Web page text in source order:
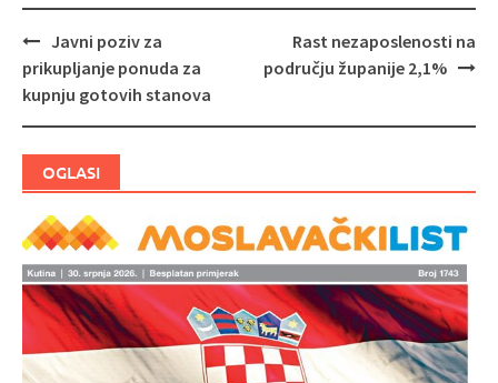
Navigacija
objava
Javni poziv za
prikupljanje ponuda za
kupnju gotovih stanova
Rast nezaposlenosti na
području županije 2,1%
OGLASI